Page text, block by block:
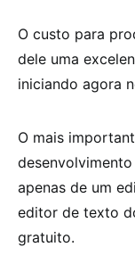
O custo para
dele uma
iniciando agora
O mais
apenas de um
editor de texto
gratuito.